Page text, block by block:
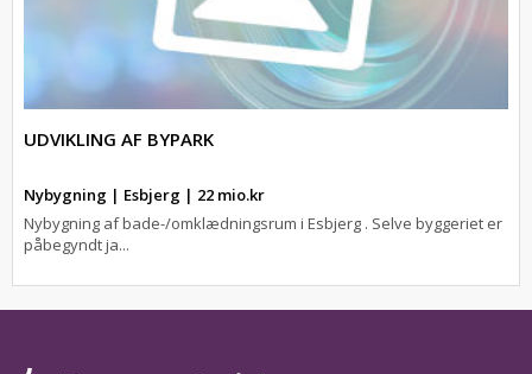
UDVIKLING AF BYPARK
Nybygning | Esbjerg | 22 mio.kr
Nybygning af bade-/omklædningsrum i Esbjerg . Selve byggeriet er
påbegyndt ja...